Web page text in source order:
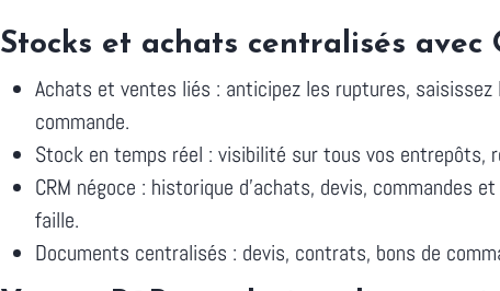
Stocks et achats centralisés avec
Achats et ventes liés : anticipez les ruptures,
commande.
Stock en temps réel : visibilité sur tous vos entrepôts,
CRM négoce : historique d'achats, devis,
faille.
Documents centralisés : devis, contrats, bons de